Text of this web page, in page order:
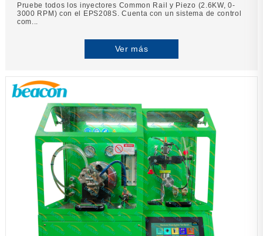
Pruebe todos los inyectores Common Rail y Piezo (2.6KW, 0-
3000 RPM) con el EPS208S. Cuenta con un sistema de control
com...
Ver más